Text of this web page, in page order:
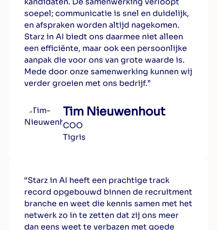
soepel; communicatie is snel en duidelijk,
en afspraken worden altijd nagekomen.
Starz in AI biedt ons daarmee niet alleen
een efficiënte, maar ook een persoonlijke
aanpak die voor ons van grote waarde is.
Mede door onze samenwerking kunnen wij
verder groeien met ons bedrijf.”
Tim Nieuwenhout
COO
Tigris
“Starz in AI heeft een prachtige track
record opgebouwd binnen de recruitment
branche en weet die kennis samen met het
netwerk zo in te zetten dat zij ons meer
dan eens weet te verbazen met goede